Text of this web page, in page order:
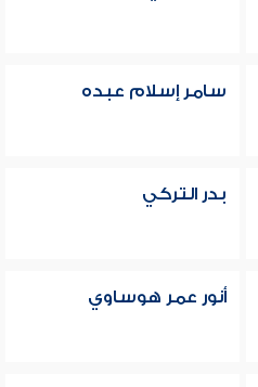
سامر إسلام عبده
بدر التركي
أنور عمر هوساوي